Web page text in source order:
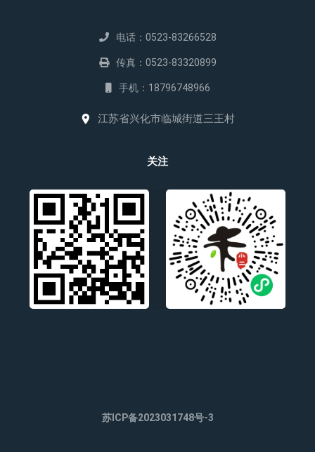
电话：0523-83266528
传真：0523-83320899
手机：18796748966
江苏省兴化市临城街道三王村
关注
苏ICP备2023031748号-3